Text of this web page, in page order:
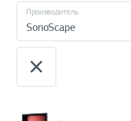
Производитель
SonoScape